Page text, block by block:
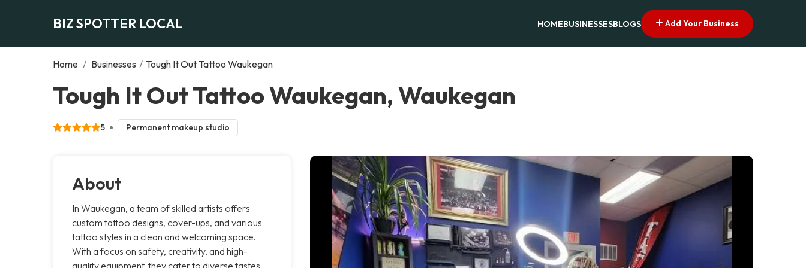
BIZ SPOTTER LOCAL HOMEBUSINESSESBLOGS Add Your Business
Home / Businesses / Tough It Out Tattoo Waukegan
Tough It Out Tattoo Waukegan, Waukegan
5 Permanent makeup studio
About
In Waukegan, a team of skilled artists offers
custom tattoo designs, cover-ups, and various
tattoo styles in a clean and welcoming space.
With a focus on safety, creativity, and high-
quality equipment, they cater to diverse tastes